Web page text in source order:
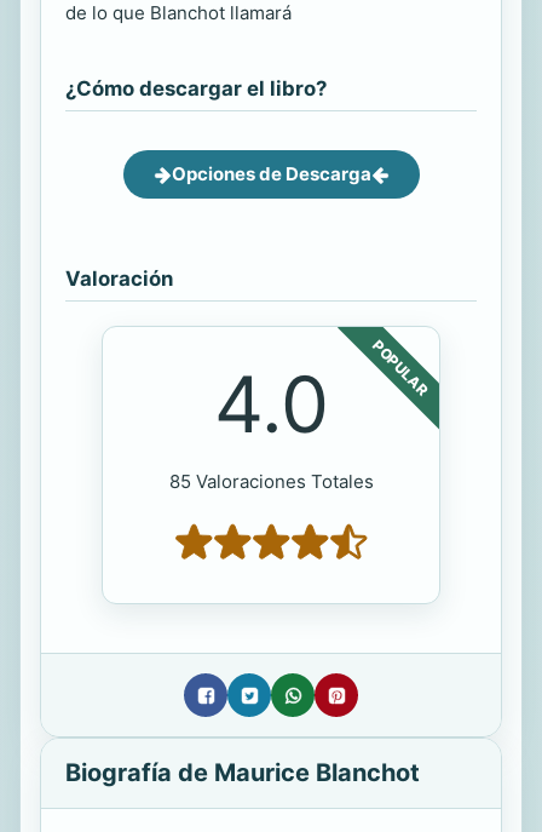
de lo que Blanchot llamará
¿Cómo descargar el libro?
Opciones de Descarga
Valoración
POPULAR
4.0
85 Valoraciones Totales
Biografía de Maurice Blanchot